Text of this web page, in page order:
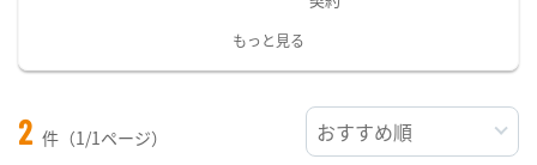
もっと見る
2 件（1/1ページ）